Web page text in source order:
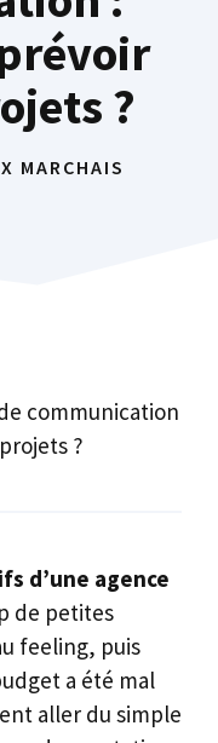
?
MARCHAIS
communication
?
d’une agence
de petites
feeling, puis
a été mal
aller du simple